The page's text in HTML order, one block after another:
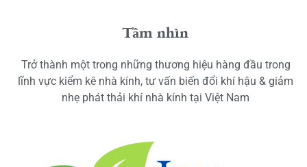
Tầm nhìn
Trở thành một trong những thương hiệu hàng đầu trong
lĩnh vực kiểm kê nhà kính, tư vấn biến đổi khí hậu & giảm
nhẹ phát thải khí nhà kính tại Việt Nam